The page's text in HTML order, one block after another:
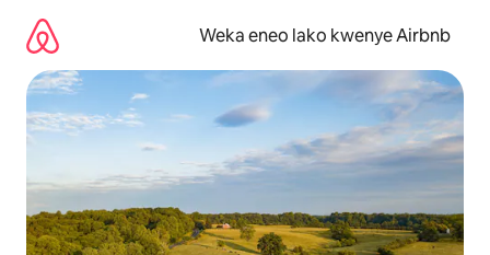
kwenda
kwenye
maudhui
Weka eneo lako kwenye Airbnb